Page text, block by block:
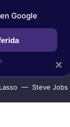
Steve Jobs
×
Google